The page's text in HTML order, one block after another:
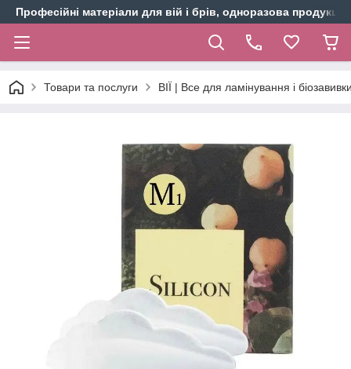
Професійні матеріали для вій і брів, одноразова продукція
Товари та послуги ВІЇ | Все для ламінування і